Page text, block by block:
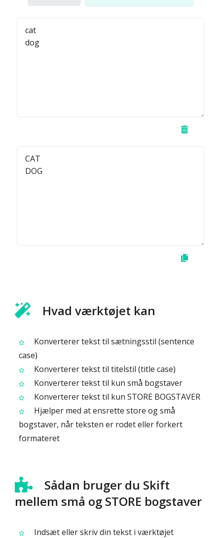
Hvad værktøjet kan
Konverterer tekst til sætningsstil (sentence
case)
Konverterer tekst til titelstil (title case)
Konverterer tekst til kun små bogstaver
Konverterer tekst til kun STORE BOGSTAVER
Hjælper med at ensrette store og små
bogstaver, når teksten er rodet eller forkert
formateret
Sådan bruger du Skift
mellem små og STORE bogstaver
Indsæt eller skriv din tekst i værktøjet